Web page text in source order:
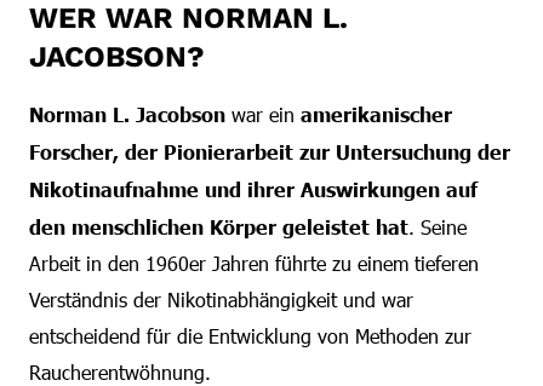
WER WAR NORMAN L.
JACOBSON?
Norman L. Jacobson war ein amerikanischer
Forscher, der Pionierarbeit zur Untersuchung der
Nikotinaufnahme und ihrer Auswirkungen auf
den menschlichen Körper geleistet hat. Seine
Arbeit in den 1960er Jahren führte zu einem tieferen
Verständnis der Nikotinabhängigkeit und war
entscheidend für die Entwicklung von Methoden zur
Raucherentwöhnung.